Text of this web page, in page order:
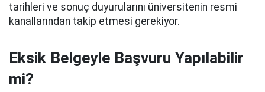
tarihleri ve sonuç duyurularını üniversitenin resmi
kanallarından takip etmesi gerekiyor.
Eksik Belgeyle Başvuru Yapılabilir
mi?